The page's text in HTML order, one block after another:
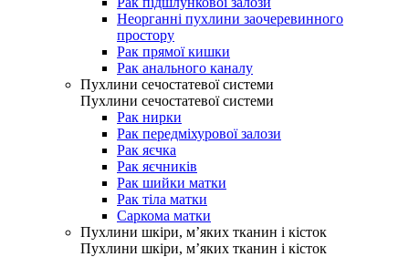
Неорганні пухлини заочеревинного
простору
Рак прямої кишки
Рак анального каналу
Пухлини сечостатевої системи
Пухлини сечостатевої системи
Рак нирки
Рак передміхурової залози
Рак яєчка
Рак яєчників
Рак шийки матки
Рак тіла матки
Саркома матки
Пухлини шкіри, м’яких тканин і кісток
Пухлини шкіри, м’яких тканин і кісток